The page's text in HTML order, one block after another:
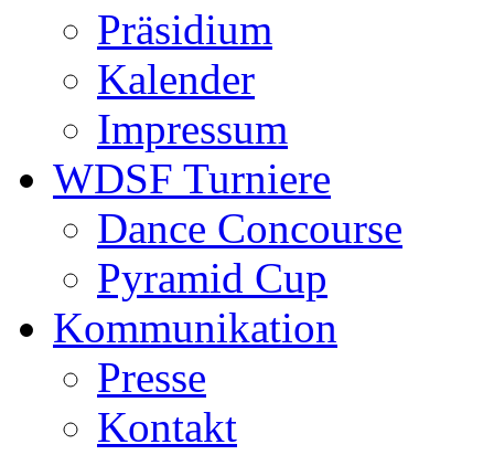
Präsidium
Kalender
Impressum
WDSF Turniere
Dance Concourse
Pyramid Cup
Kommunikation
Presse
Kontakt